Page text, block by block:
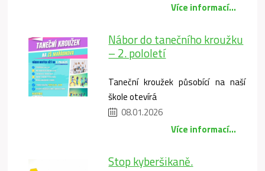
Více informací...
Nábor do tanečního kroužku
– 2. pololetí
Taneční kroužek působící na naší
škole otevírá
08.01.2026
Více informací...
Stop kyberšikaně.